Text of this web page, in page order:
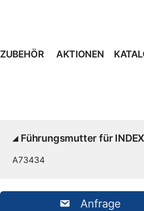
ZUBEHÖR AKTIONEN
Führungsmutter für
A73434
Anfrage